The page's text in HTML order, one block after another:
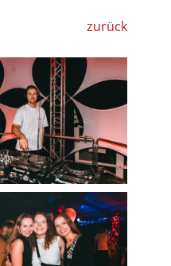
zurück